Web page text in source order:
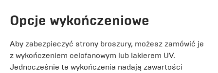
Opcje wykończeniowe
Aby zabezpieczyć strony broszury, możesz zamówić je
z wykończeniem celofanowym lub lakierem UV.
Jednocześnie te wykończenia nadają zawartości